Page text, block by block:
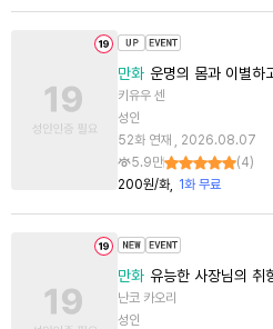
만화 운명의 몸과 이별하
키유우 센
성인
52화 연재 , 2026.08.07
5.9만
(4)
200원/화
1화 무료
만화 유능한 사장님의 취
난코 카오리
성인